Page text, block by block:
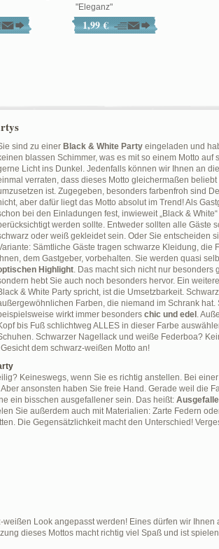
"Eleganz"
1,99 €
sind zu einer Black & White Party eingeladen und
blassen Schimmer, was es mit so einem Motto auf
Licht ins Dunkel. Jedenfalls können wir Ihnen an
verraten, dass dieses Motto gleichermaßen
ist. Zugegeben, besonders farbenfroh sind
aber dafür liegt das Motto absolut im Trend! Als
bei den Einladungen fest, inwieweit „Black &
werden sollte. Entweder sollten alle Gäste
oder weiß gekleidet sein. Oder Sie entscheiden
Sämtliche Gäste tragen schwarze Kleidung, die
Ihnen, dem Gastgeber, vorbehalten. Sie werden quasi
Highlight. Das macht sich nicht nur besonders
hebt Sie auch noch besonders hervor. Ein
& White Party spricht, ist die Umsetzbarkeit.
Farben, die niemand im Schrank hat.
wirkt immer besonders chic und edel .
bis Fuß schlichtweg ALLES in dieser Farbe
Schwarzer Nagellack und weiße Federboa?
dem schwarz-weißen Motto an!
Keineswegs, wenn Sie es richtig anstellen. Bei
ansonsten haben Sie freie Hand. Gerade weil die
ein bisschen ausgefallener sein. Das heißt:
Sie außerdem auch mit Materialien: Zarte Federn
Die Gegensätzlichkeit macht den Unterschied!
Look angepasst werden! Eines dürfen wir Ihnen
dieses Mottos macht richtig viel Spaß und ist